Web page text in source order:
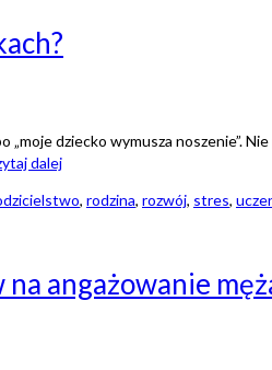
„moje dziecko wymusza
dalej
, rodzina, rozwój, stres,
angażowanie